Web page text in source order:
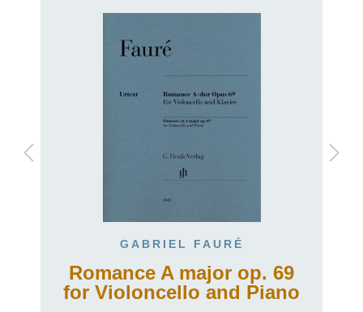
GABRIEL FAURÉ
Romance A major op. 69
for Violoncello and Piano